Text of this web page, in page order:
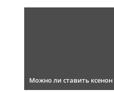
Можно ли ставить